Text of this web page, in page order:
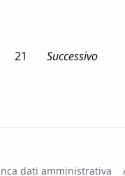
a supporto della
21 Successivo
dati amministrativa